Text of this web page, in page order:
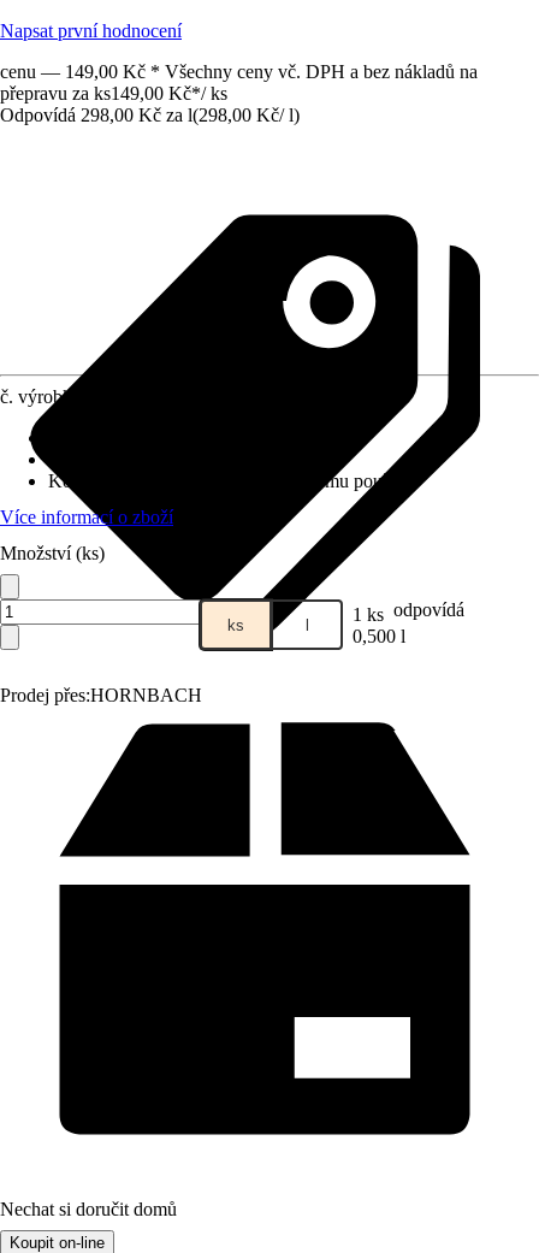
Napsat první hodnocení
cenu — 149,00 Kč * Všechny ceny vč. DPH a bez nákladů na
přepravu za ks149,00 Kč*/ ks
Odpovídá 298,00 Kč za l(298,00 Kč/ l)
Prodej přes:HORNBACH
č. výrobku
Koncentrace
Připraveno k okamžitému použití
Více informací o zboží
Množství (ks)
ks l 1 ks odpovídá
0,500 l
Nechat si doručit domů
Koupit on-line